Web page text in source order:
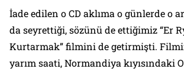
İade edilen o CD aklıma o günlerde o
da seyrettiği,sözünü de ettiğimiz“Er
Kurtarmak”filmini de getirmişti.
yarım saati, Normandiya kıyısındaki